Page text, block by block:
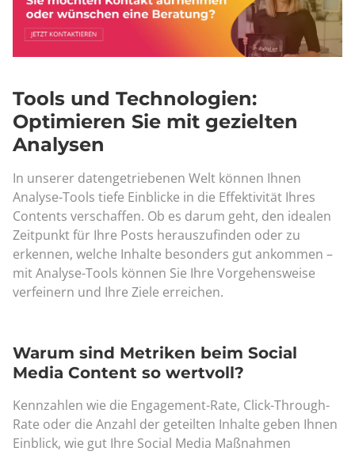
Tools und Technologien:
Optimieren Sie mit gezielten
Analysen
In unserer datengetriebenen Welt können Ihnen
Analyse-Tools tiefe Einblicke in die Effektivität Ihres
Contents verschaffen. Ob es darum geht, den idealen
Zeitpunkt für Ihre Posts herauszufinden oder zu
erkennen, welche Inhalte besonders gut ankommen –
mit Analyse-Tools können Sie Ihre Vorgehensweise
verfeinern und Ihre Ziele erreichen.
Warum sind Metriken beim Social
Media Content so wertvoll?
Kennzahlen wie die Engagement-Rate, Click-Through-
Rate oder die Anzahl der geteilten Inhalte geben Ihnen
Einblick, wie gut Ihre Social Media Maßnahmen